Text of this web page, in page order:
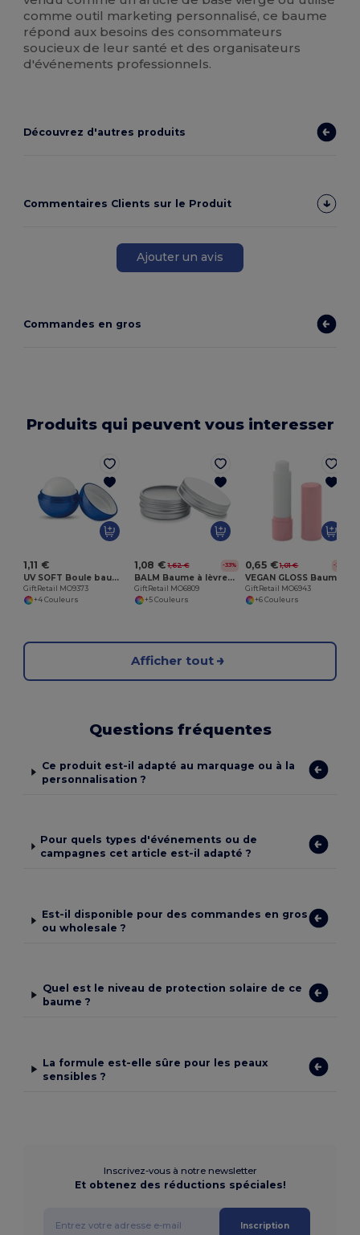
comme outil marketing personnalisé, ce baume
répond aux besoins des consommateurs
soucieux de leur santé et des organisateurs
d'événements professionnels.
Découvrez d'autres produits
Commentaires Clients sur le Produit
Ajouter un avis
Commandes en gros
Produits qui peuvent vous interesser
1,11 €
UV SOFT Boule baume à lèvres
GiftRetail MO9373
+4 Couleurs
1,08 € 1,62 € -33%
BALM Baume à lèvres végétalien
GiftRetail MO6809
+5 Couleurs
0,65 € 1,01 € -36%
VEGAN GLOSS Baume à lèvres végan
GiftRetail MO6943
+6 Couleurs
Afficher tout
Questions fréquentes
Ce produit est-il adapté au marquage ou à la
personnalisation ?
Pour quels types d'événements ou de
campagnes cet article est-il adapté ?
Est-il disponible pour des commandes en gros
ou wholesale ?
Quel est le niveau de protection solaire de ce
baume ?
La formule est-elle sûre pour les peaux
sensibles ?
Inscrivez-vous à notre newsletter
Et obtenez des réductions spéciales!
Inscription